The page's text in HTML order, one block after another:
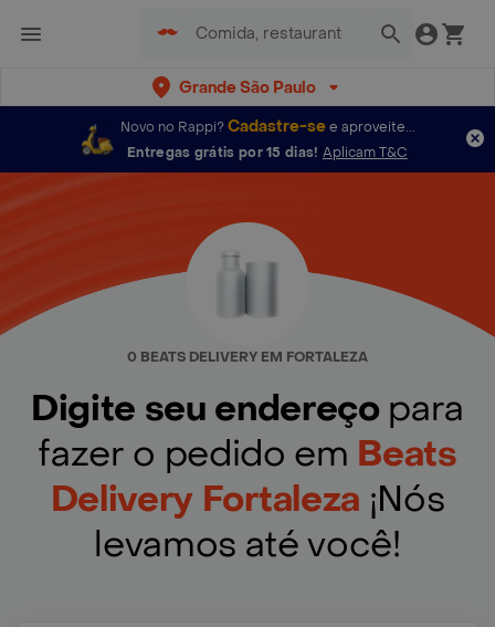
Grande São Paulo
Novo no Rappi? Cadastre-se e aproveite...
Entregas grátis por 15 dias! Aplicam T&C
0 BEATS DELIVERY EM FORTALEZA
Digite seu endereço para
fazer o pedido em Beats
Delivery Fortaleza ¡Nós
levamos até você!